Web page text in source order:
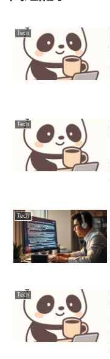
Tech
Tech
Tech
Tech